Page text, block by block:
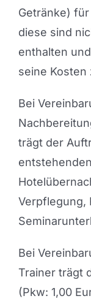
Getränke)
diese sind
enthalten
seine Kosten
Bei
trägt der
Verpflegung,
Bei
Trainer trägt
(Pkw: 1,00